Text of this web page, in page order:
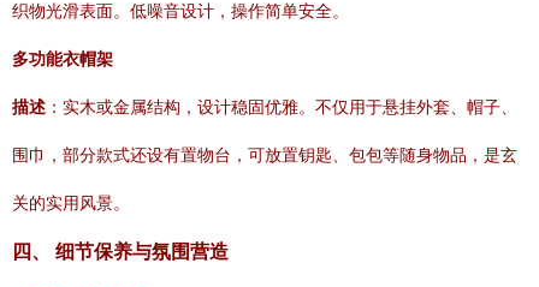
织物光滑表面。低噪音设计，操作简单安全。
多功能衣帽架
描述 ：实木或金属结构，设计稳固优雅。不仅用于悬挂外套、帽子、
围巾，部分款式还设有置物台，可放置钥匙、包包等随身物品，是玄
关的实用风景。
四、 细节保养与氛围营造